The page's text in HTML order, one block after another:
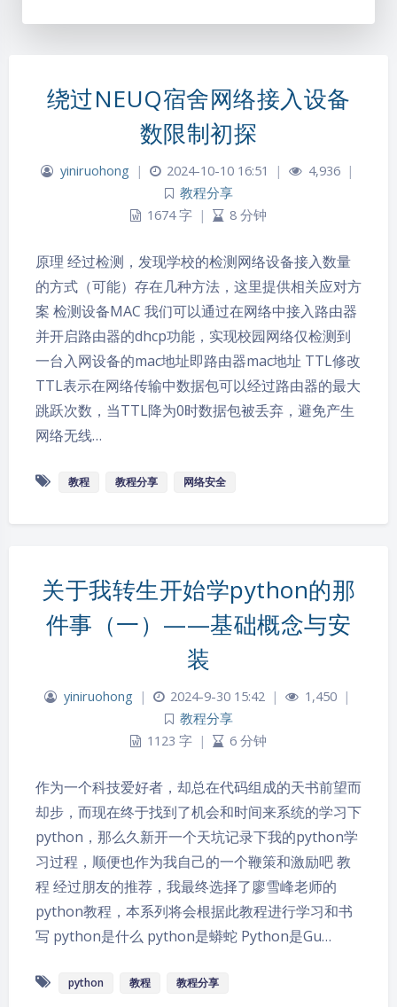
绕过NEUQ宿舍网络接入设备
数限制初探
yiniruohong | 2024-10-10 16:51 | 4,936
|
教程分享
1674 字 | 8 分钟
原理 经过检测，发现学校的检测网络设备接入数量
的方式（可能）存在几种方法，这里提供相关应对方
案 检测设备MAC 我们可以通过在网络中接入路由器
并开启路由器的dhcp功能，实现校园网络仅检测到
一台入网设备的mac地址即路由器mac地址 TTL修改
TTL表示在网络传输中数据包可以经过路由器的最大
跳跃次数，当TTL降为0时数据包被丢弃，避免产生
网络无线…
教程 教程分享 网络安全
关于我转生开始学python的那
件事（一）——基础概念与安
装
yiniruohong | 2024-9-30 15:42 | 1,450
|
教程分享
1123 字 | 6 分钟
作为一个科技爱好者，却总在代码组成的天书前望而
却步，而现在终于找到了机会和时间来系统的学习下
python，那么久新开一个天坑记录下我的python学
习过程，顺便也作为我自己的一个鞭策和激励吧 教
程 经过朋友的推荐，我最终选择了廖雪峰老师的
python教程，本系列将会根据此教程进行学习和书
写 python是什么 python是蟒蛇 Python是Gu…
python 教程 教程分享